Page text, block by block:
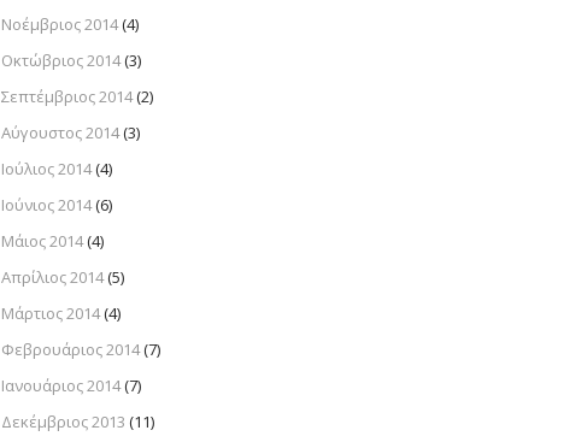
Νοέμβριος 2014(4)
Οκτώβριος 2014(3)
Σεπτέμβριος 2014(2)
Αύγουστος 2014(3)
Ιούλιος 2014(4)
Ιούνιος 2014(6)
Μάιος 2014(4)
Απρίλιος 2014(5)
Μάρτιος 2014(4)
Φεβρουάριος 2014(7)
Ιανουάριος 2014(7)
Δεκέμβριος 2013 (11)